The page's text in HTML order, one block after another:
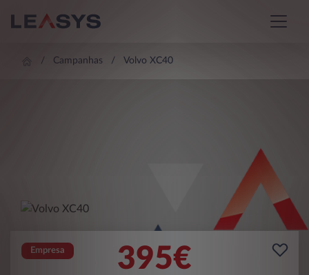
Campanhas Volvo XC40
Empresa 395€